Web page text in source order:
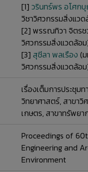
[1] วรินทร์พร อโศก
วิชาวิศวกรรมสิ่งแว
[2] พรรณทิวา จิตรช
วิศวกรรมสิ่งแวดล้อ
[3] สุชีลา พลเรือง (
วิศวกรรมสิ่งแวดล้อ
เรื่องเต็มการประชุม
วิทยาศาสตร์, สาขา
เกษตร, สาขาทรัพย
Proceedings of
Engineering and
Environment